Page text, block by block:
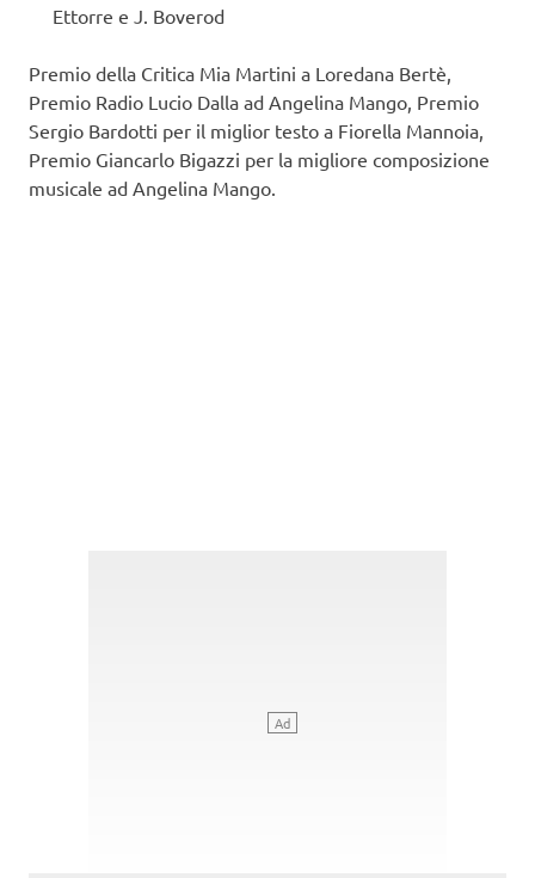
Ettorre e J. Boverod
Premio della Critica Mia Martini a Loredana Bertè,
Premio Radio Lucio Dalla ad Angelina Mango, Premio
Sergio Bardotti per il miglior testo a Fiorella Mannoia,
Premio Giancarlo Bigazzi per la migliore composizione
musicale ad Angelina Mango.